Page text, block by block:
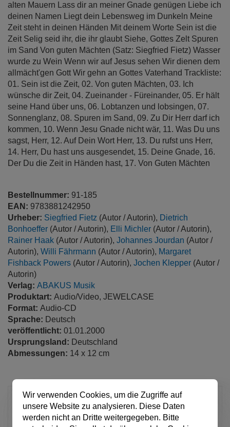
alten Mauern Lass dir an meiner Gnade genügen Liebe ich
deinen Namen Liegt dein Lebensweg im Dunkeln Meine
Zeit steht in deinen Händen Mit deinem Worte Sein ist die
Zeit Selig seid ihr, die ihr glaubt Siehe, Gottes Zelt Spuren
im Sand Von guten Mächten (Satz: Siegfried Fietz) Wasser
wurde zu Wein Wenn wir auf Jesus sehen Wir dienen dem
allmächt'gen Gott Wir gehn an Gottes Vaterhand Trackliste:
01. Sein ist die Zeit, 02. Von guten Mächten, 03. Ich
wünsche dir Zeit, 04. Zueinander - Füreinander, 05. Er hält
seine Hand über uns, 06. Lobtanzen und lobsingen, 07.
Sonnenglanz, 08. Spuren im Sand, 09. Zu Dir Herr darf ich
kommen, 10. Wenn Jesu Gnade nicht wär, 11. Was Du uns
sagst, Herr, 12. Auf Dein Wort Herr, 13. Du rufst uns Herr,
14. Herr, Du hast uns ausgesendet, 15. Deine Gnade, 16.
Der Du die Zeit in Händen hast, 17. Von Guten Mächten
Bestellnummer: 91-185
EAN: 9783881242950
Urheber: Siegfried Fietz (Autor / Autorin), Dietrich
Bonhoeffer (Autor / Autorin), Elli Michler (Autor / Autorin),
Rainer Haak (Autor / Autorin), Johannes Jourdan (Autor /
Autorin), Willi Fährmann (Autor / Autorin), Margaret
Fishback Powers (Autor / Autorin), Jochen Klepper (Autor /
Autorin)
Verlag: ABAKUS Musik
Produktart: Audio/Video, JEWELCASE
Format: Audio-CD
Sprache: Deutsch
veröffentlicht: 01.01.2000
Ursprungsland: Deutschland
Abmessungen: 14 x 12 cm
15,95 €
Wir verwenden Cookies, um die Zugriffe auf
unsere Website zu analysieren. Diese Daten
werden nicht an Dritte weitergegeben. Bitte